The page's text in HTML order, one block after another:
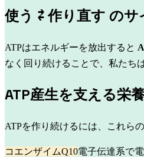
使う ⇄ 作り直す のサ
ATPはエネルギーを放出すると
なく回り続けることで、私たち
ATP産生を支える栄
ATPを作り続けるには、これら
コエンザイムQ10電子伝達系で